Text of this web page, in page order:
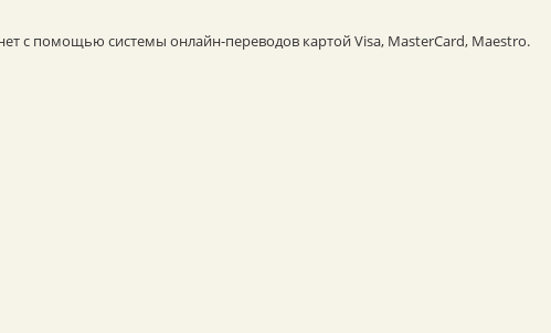
с помощью системы онлайн-переводов картой Visa, MasterCard, Maestro.